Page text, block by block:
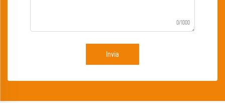
0/1000
Invia